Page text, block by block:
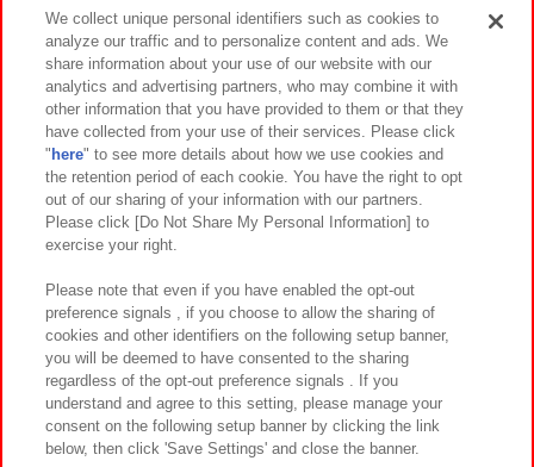
イベント・キャンペーン
関連会社 サステナビリティ サイトポリシー
プライバシーポリシー ウェブアクセシビリティ方針と検証結果
お取引先さまとともに
カスタマーハラスメント対応方針 よくあるご質問・お問い合わせ
©Bandai Namco Amusement Inc.
We collect unique personal identifiers such as cookies to
analyze our traffic and to personalize content and ads. We
share information about your use of our website with our
analytics and advertising partners, who may combine it with
other information that you have provided to them or that they
have collected from your use of their services. Please click
" here" to see more details about how we use cookies and
the retention period of each cookie. You have the right to opt
out of our sharing of your information with our partners.
Please click [Do Not Share My Personal Information] to
exercise your right.
Please note that even if you have enabled the opt-out
preference signals , if you choose to allow the sharing of
cookies and other identifiers on the following setup banner,
you will be deemed to have consented to the sharing
regardless of the opt-out preference signals . If you
understand and agree to this setting, please manage your
consent on the following setup banner by clicking the link
below, then click 'Save Settings' and close the banner.